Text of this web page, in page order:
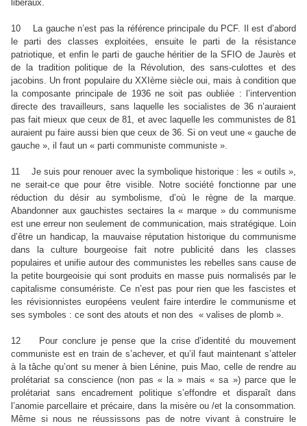
libéraux.
10 La gauche n’est pas la référence principale du PCF. Il est d’abord
le parti des classes exploitées, ensuite le parti de la résistance
patriotique, et enfin le parti de gauche héritier de la SFIO de Jaurès et
de la tradition politique de la Révolution, des sans-culottes et des
jacobins. Un front populaire du XXIème siècle oui, mais à condition que
la composante principale de 1936 ne soit pas oubliée : l’intervention
directe des travailleurs, sans laquelle les socialistes de 36 n’auraient
pas fait mieux que ceux de 81, et avec laquelle les communistes de 81
auraient pu faire aussi bien que ceux de 36. Si on veut une « gauche de
gauche », il faut un « parti communiste communiste ».
11 Je suis pour renouer avec la symbolique historique : les « outils »,
ne serait-ce que pour être visible. Notre société fonctionne par une
réduction du désir au symbolisme, d’où le règne de la marque.
Abandonner aux gauchistes sectaires la « marque » du communisme
est une erreur non seulement de communication, mais stratégique. Loin
d’être un handicap, la mauvaise réputation historique du communisme
dans la culture bourgeoise fait notre publicité dans les classes
populaires et unifie autour des communistes les rebelles sans cause de
la petite bourgeoisie qui sont produits en masse puis normalisés par le
capitalisme consumériste. Ce n’est pas pour rien que les fascistes et
les révisionnistes européens veulent faire interdire le communisme et
ses symboles : ce sont des atouts et non des « valises de plomb ».
12 Pour conclure je pense que la crise d’identité du mouvement
communiste est en train de s’achever, et qu’il faut maintenant s’atteler
à la tâche qu’ont su mener à bien Lénine, puis Mao, celle de rendre au
prolétariat sa conscience (non pas « la » mais « sa ») parce que le
prolétariat sans encadrement politique s’effondre et disparaît dans
l’anomie parcellaire et précaire, dans la misère ou /et la consommation.
Même si nous ne réussissons pas de notre vivant à construire le